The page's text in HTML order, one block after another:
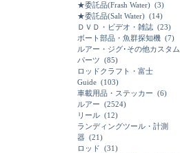
★委託品(Frash Water) (3)
★委託品(Salt Water) (14)
ＤＶＤ・ビデオ・雑誌 (23)
ボート部品・魚群探知機 (7)
ルアー・ジグ･その他カスタム
パーツ (85)
ロッドクラフト・富士
Guide (103)
車載用品・ステッカー (6)
ルアー (2524)
リール (12)
ランディングツール・計測
器 (21)
ロッド (31)